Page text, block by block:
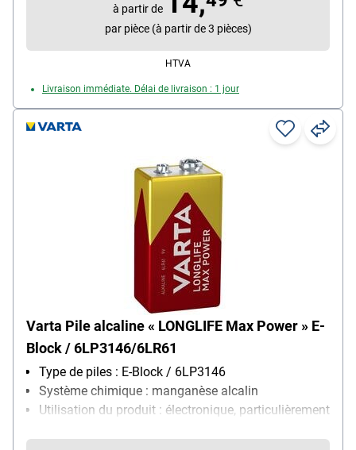
Contenu par paquet : 1 pièce(s)
à partir de
par pièce (à partir de 3 pièces)
HTVA
Livraison immédiate. Délai de livraison : 1 jour
Varta Pile alcaline « LONGLIFE Max Power » E-
Block / 6LP3146/6LR61
Type de piles : E-Block / 6LP3146
Système chimique : manganèse alcalin
Utilisation du produit : électronique, particulièrement